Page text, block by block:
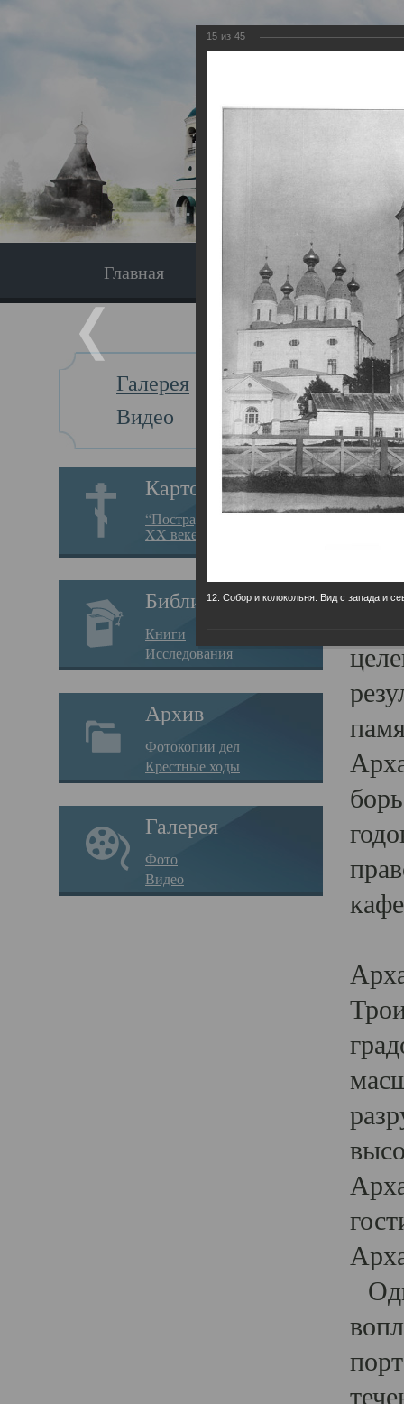
Главная Экскурсия
Галерея
Видео
Картотека
“Пострадавшие за веру в
XX веке на Севере”
Библиотека
Книги
Исследования
Архив
Фотокопии дел
Крестные ходы
Галерея
Фото
Видео
Главная
15 из 45
12. Собор и колокольня. Вид с запада и